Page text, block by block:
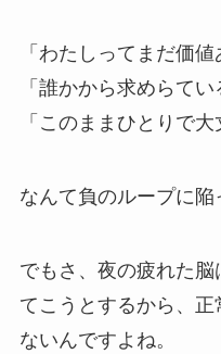
「わたしってまだ価値
「誰かから求めらてい
「このままひとりで大
なんて負のループに陥
でもさ、夜の疲れた
てこうとするから、
ないんですよね。